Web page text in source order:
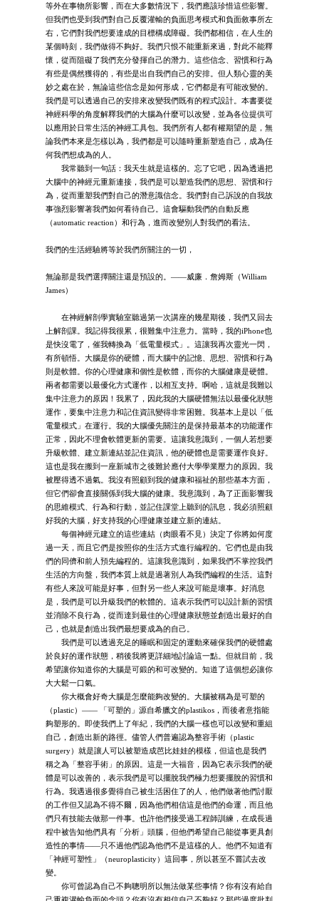
等外在事物所影響，而在大多數情況下，我們應該珍惜這些影響。
但我們也受到我們對自己反覆灌輸的負面思考模式和負面敘事所左
右，它們對我們想要達成的目標構成障礙。我們都相信，在人生的
某個時刻，我們做得不夠好。我們只恨不能重新來過，對此不能釋
懷，從而阻礙了我們充分發揮自己的潛力。這些信念、習慣和行為
有些是偶然獲得的，有些是出自我們自己的安排。但人類心靈的美
妙之處在於，無論這些信念是如何形成，它們都是有可能改變的。
我們是可以透過自己的安排來改變我們既有的程式設計。本書要從
神經科學的角度解釋我們的大腦為什麼可以改變，並為各位提供可
以應用於日常生活的神經工具包。我們所有人都有權期望的是，無
論我們本來是怎樣以為，我們都是可以隨時重新塑造自己，成為任
何我們想成為的人。
我常聽到一句話：我天生就是這樣的。忘了它吧，因為透過把
大腦中的神經元重新連接，我們是可以塑造我們的思想、習慣和行
為，從而重塑我們對自己的潛意識信念。我們對自己訴說的自我故
事強烈影響著我們如何看待自己。這會驅動我們的自動反應
（automatic reaction）和行為，進而改變別人對我們的看法。
我們的生活經驗將等於我們所關注的一切，
無論那是我們選擇關注還是預設的。——威廉．詹姆斯（William
James）
在神經解剖學實驗室聽過第一次講座的幾星期後，我們又回去
上解剖課。我記得我很累，很難集中注意力。當時，我的iPhone也
是快沒電了，催我轉換為「低電量模式」。這讓我再次靈光一閃，
有所頓悟。大腦是你的硬體，而大腦中的記憶、思想、習慣和行為
則是軟體。你的心理健康和個性是軟體，而你的大腦健康是硬體。
兩者都需要以最優化方式運作，以相互支持。啊哈，這就是我難以
集中注意力的原因！我累了，因此我的大腦硬體無法以最優化狀態
運作，要集中注意力和記住資訊變得非常困難。我基本上是以「低
電量模式」在運行。我的大腦優先關注的是保持最基本的功能運作
正常，因此不理會軟體更新的需要。這讓我意識到，一個人若想要
升級軟體、建立新連結並記住資訊，他的硬體也是需要運作良好。
這也是我在搬到一座新城市之後難於應付大學學業壓力的原因。我
被壓得透不過氣。我沒有照顧到我的健康和福祉的那些基本方面，
但它們卻會直接關係到我大腦的健康。我意識到，為了正面影響我
的思維模式、行為和行動，並記住課堂上聽到的訊息，我必須照顧
好我的大腦，好支持我的心理健康並建立新的連結。
每個神經元建立的這些連結（肉眼看不見）決定了你將如何度
過一天，而且它們是按照你的生活方式進行編程的。它們也是由我
們的同儕和前人預先編程的。這讓我意識到，如果我們不掌控我們
生活的方向盤，我們本質上就是過著別人為我們編程的生活。這對
有些人來說可能是好事，但對另一些人來說可能是壞事。好消息
是，我們是可以升級我們的軟體的。這表示我們可以設計新的習慣
並消除不良行為，從而達到最佳的心理健康狀態並創造出最好的自
己，也就是創造出我們最想要成為的自己。
我們是可以透過充足的睡眠和固定的運動來確保我們的硬體處
於良好的運作狀態，稍後我將更詳細地討論這一點。但就目前，我
希望讓你知道你的大腦是可鍛的和可改變的。知道了這個想必讓你
大大鬆一口氣。
你大概會好奇大腦是怎麼能夠改變的。大腦被稱為是可塑的
（plastic）—— 「可塑的」源自希臘文的plastikos，而後者意指能
夠塑形的。即使我們上了年紀，我們的大腦一樣也可以改變和重組
自己，創造出新的路徑。儘管人們普遍認為整容手術（plastic
surgery）就是讓人可以被塑造成芭比娃娃的模樣，但這也是我們
稱之為「整容手術」的原因。這是一大福音，因為它表示我們的硬
體是可以改善的，表示我們是可以擺脫我們極力想要擺脫的習慣和
行為。我遇過很多覺得自己被生活困住了的人，他們做著他們討厭
的工作但又認為不得不爾，因為他們相信這是他們的命運，而且他
們只有技能去做那一件事。也許他們接受過工程師訓練，在成長過
程中被告知他們具有「分析」頭腦，但他們希望自己能從事更具創
造性的事情——只不過他們認為他們不是這樣的人。他們不知道有
「神經可塑性」（neuroplasticity）這回事，所以甚至不嘗試去改
變。
你可曾認為自己不夠聰明所以無法做某些事情？你有沒有給自